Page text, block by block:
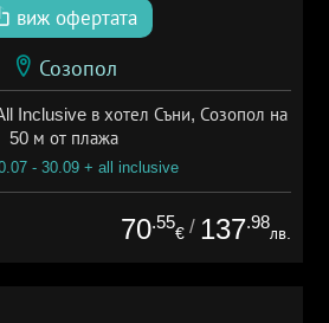
виж офертата
Созопол
Inclusive в хотел Съни, Созопол на
50 м от плажа
- 30.09 + all inclusive
70.55
€ / 137.98
лв.